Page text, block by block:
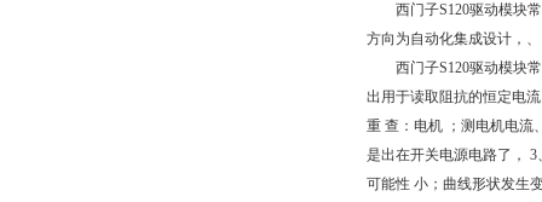
西门子S120驱动模块常
方向为自动化集成设计，
西门子S120驱动模块常
出用于读取阻抗的恒定电
重 查：电机 ；测电机电流
是出在开关电源电路了，
可能性 小；曲线形状发生